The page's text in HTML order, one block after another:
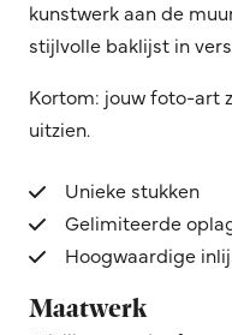
kunstwerk aan de
stijlvolle baklijst in
Kortom: jouw foto-art
uitzien.
Unieke stukken
Gelimiteerde
Hoogwaardige
Maatwerk